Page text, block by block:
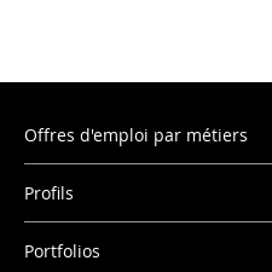
Offres d'emploi par métiers
Profils
Portfolios